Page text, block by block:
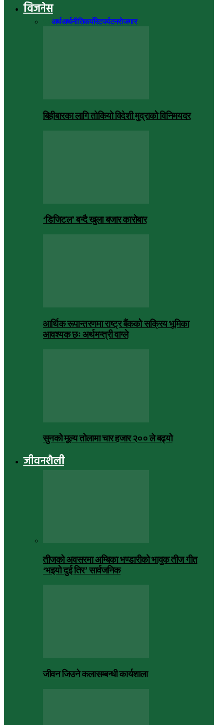
विजनेस
अर्थअर्थनीतिकर्पोरेटपर्यटनरोजगार
बिहीबारका लागि तोकियो विदेशी मुद्राको विनिमयदर
‘डिजिटल’ बन्दै खुला बजार कारोबार
आर्थिक रूपान्तरणमा राष्ट्र बैंकको सक्रिय भूमिका
आवश्यक छः अर्थमन्त्री वाग्ले
सुनको मूल्य तोलामा चार हजार २०० ले बढ्यो
जीवनशैली
तीजको अवसरमा अम्बिका भण्डारीको भावुक तीज गीत
‘भइयो दुई तिर’ सार्वजनिक
जीवन जिउने कलासम्बन्धी कार्यशाला